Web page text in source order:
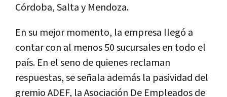
Córdoba, Salta y Mendoza.
En su mejor momento, la empresa llegó a
contar con al menos 50 sucursales en todo el
país. En el seno de quienes reclaman
respuestas, se señala además la pasividad del
gremio ADEF, la Asociación De Empleados de